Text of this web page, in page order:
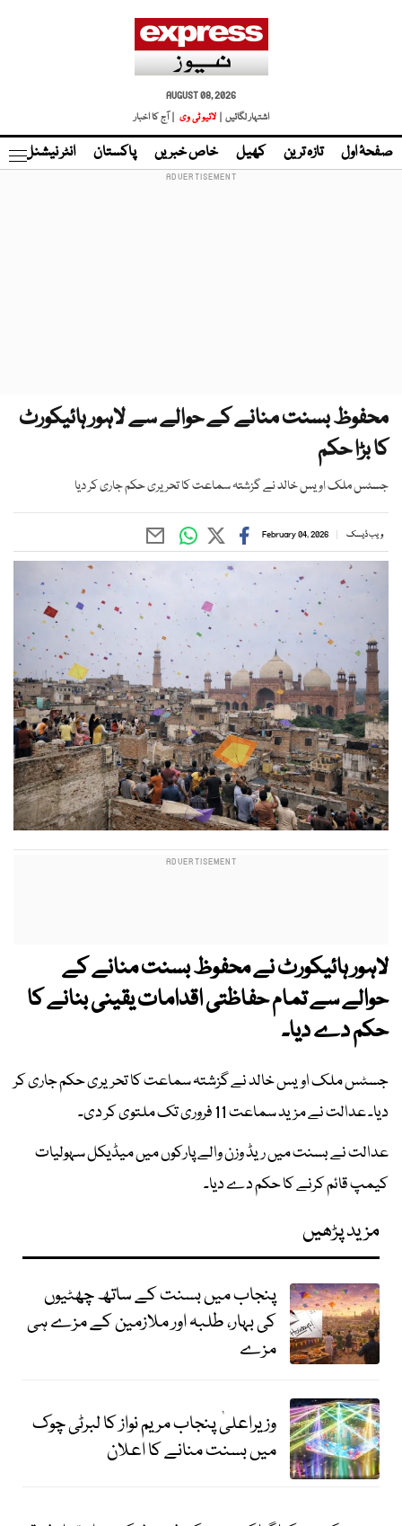
AUGUST 08, 2026
اشتہار لگائیں |
لائیو ٹی وی | آج کا اخبار
صفحۂ اول تازہ ترین کھیل خاص خبریں پاکستان انٹر نیشنل
محفوظ بسنت منانے کے حوالے سے لاہور ہائیکورٹ
کا بڑا حکم
جسٹس ملک اویس خالد نے گزشتہ سماعت کا تحریری حکم جاری کر دیا
ویب ڈیسک February 04, 2026
لاہور ہائیکورٹ نے محفوظ بسنت منانے کے
حوالے سے تمام حفاظتی اقدامات یقینی بنانے کا
حکم دے دیا۔
جسٹس ملک اویس خالد نے گزشتہ سماعت کا تحریری حکم جاری کر
دیا۔ عدالت نے مزید سماعت 11 فروری تک ملتوی کر دی۔
عدالت نے بسنت میں ریڈ وزن والے پارکوں میں میڈیکل سہولیات
کیمپ قائم کرنے کا حکم دے دیا۔
مزید پڑھیں
پنجاب میں بسنت کے ساتھ چھٹیوں
کی بہار، طلبہ اور ملازمین کے مزے ہی
مزے
وزیراعلیٰ پنجاب مریم نواز کا لبرٹی چوک
میں بسنت منانے کا اعلان